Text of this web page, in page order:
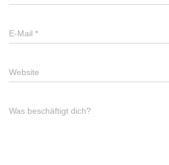
E-Mail *
Website
Was beschäftigt dich?